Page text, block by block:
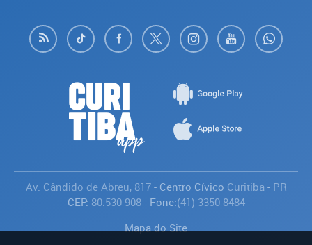
Av. Cândido de Abreu, 817- Centro Cívico Curitiba - PR
CEP: 80.530-908- Fone:(41) 3350-8484
Mapa do Site